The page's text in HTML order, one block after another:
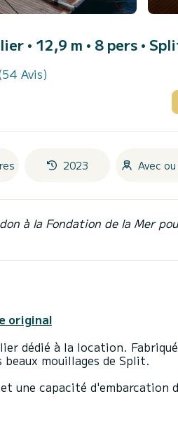
• 12,9 m • 8 pers •
Avis)
2023 Avec
à la Fondation de la Mer
original
dédié à la location.
mouillages de Split.
une capacité d'embarcation
l'eau dans les environs de